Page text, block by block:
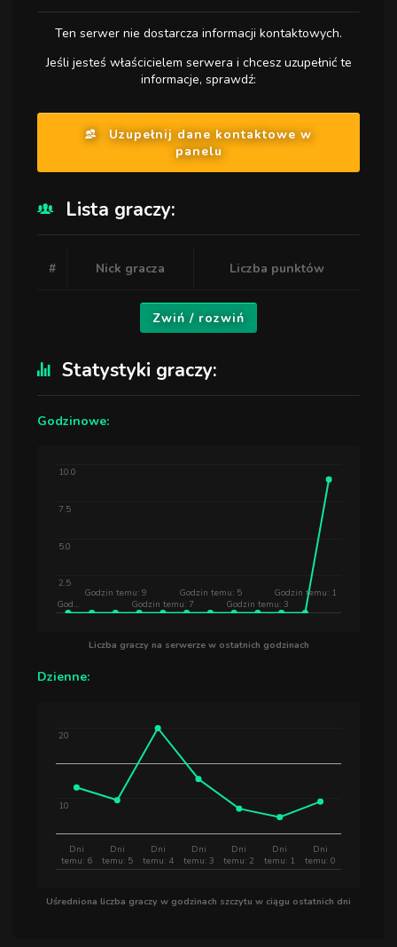
Ten serwer nie dostarcza informacji kontaktowych.
Jeśli jesteś właścicielem serwera i chcesz uzupełnić te
informacje, sprawdź:
Uzupełnij dane kontaktowe w
panelu
Lista graczy:
# Nick gracza Liczba punktów
Zwiń / rozwiń
Statystyki graczy:
Godzinowe:
God…
Godzin temu: 9
Godzin temu: 7
Godzin temu: 5
Godzin temu: 3
Godzin temu: 1
2.5
5.0
7.5
10.0
Liczba graczy na serwerze w ostatnich godzinach
Dzienne:
temu: 6
Dni
temu: 5
Dni
temu: 4
Dni
temu: 3
Dni
temu: 2
Dni
temu: 1
Dni
temu: 0
Dni
10
20
Uśredniona liczba graczy w godzinach szczytu w ciągu ostatnich dni